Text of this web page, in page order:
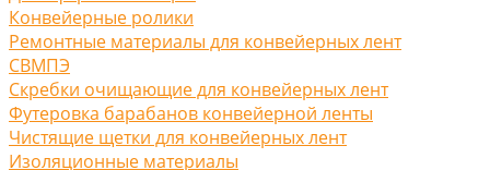
Конвейерные ролики
Ремонтные материалы для конвейерных лент
СВМПЭ
Скребки очищающие для конвейерных лент
Футеровка барабанов конвейерной ленты
Чистящие щетки для конвейерных лент
Изоляционные материалы